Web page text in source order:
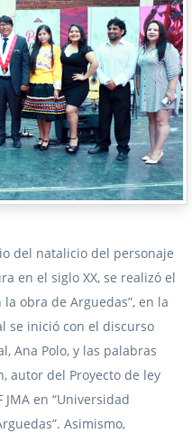
del natalicio del personaje
en el siglo XX, se realizó el
obra de Arguedas”, en la
se inició con el discurso
Ana Polo, y las palabras
autor del Proyecto de ley
JMA en “Universidad
Asimismo,